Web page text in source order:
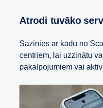
Atrodi tuvāko
Sazinies ar kādu no
centriem, lai uzzinātu
pakalpojumiem vai